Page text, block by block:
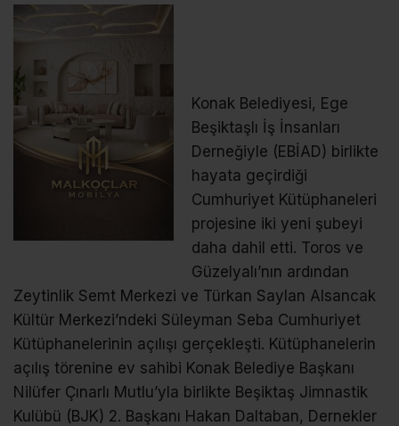
Konak Belediyesi, Ege
Beşiktaşlı İş İnsanları
Derneğiyle (EBİAD) birlikte
hayata geçirdiği
Cumhuriyet Kütüphaneleri
projesine iki yeni şubeyi
daha dahil etti. Toros ve
Güzelyalı’nın ardından
Zeytinlik Semt Merkezi ve Türkan Saylan Alsancak
Kültür Merkezi’ndeki Süleyman Seba Cumhuriyet
Kütüphanelerinin açılışı gerçekleşti. Kütüphanelerin
açılış törenine ev sahibi Konak Belediye Başkanı
Nilüfer Çınarlı Mutlu’yla birlikte Beşiktaş Jimnastik
Kulübü (BJK) 2. Başkanı Hakan Daltaban, Dernekler